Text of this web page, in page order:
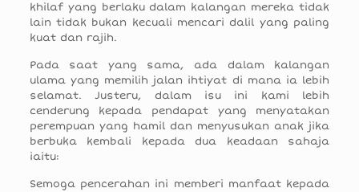
khilaf yang berlaku dalam kalangan mereka tidak
lain tidak bukan kecuali mencari dalil yang paling
kuat dan rajih.
Pada saat yang sama, ada dalam kalangan
ulama yang memilih jalan ihtiyat di mana ia lebih
selamat. Justeru, dalam isu ini kami lebih
cenderung kepada pendapat yang menyatakan
perempuan yang hamil dan menyusukan anak jika
berbuka kembali kepada dua keadaan sahaja
iaitu:
Semoga pencerahan ini memberi manfaat kepada